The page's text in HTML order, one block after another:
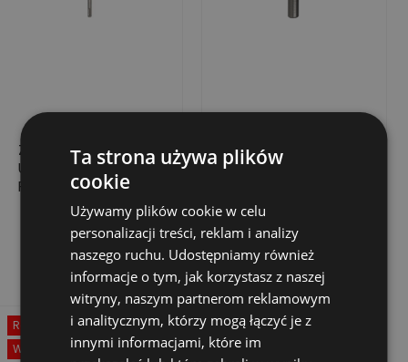
ZESTAW WIERTEŁ
UDAR. TRIJET SDS-
PLUS 7 ELEMENT. 5-10
Cena
160,29 zł
Dodaj do koszyka
WIERTŁO DO BETONU
PROCONCRETE, 6,0 X
Dodaj do koszyka
-50%
Rabat
Wyprzedaż!
Ta strona używa plików
cookie
Używamy plików cookie w celu
personalizacji treści, reklam i analizy
naszego ruchu. Udostępniamy również
informacje o tym, jak korzystasz z naszej
witryny, naszym partnerom reklamowym
i analitycznym, którzy mogą łączyć je z
innymi informacjami, które im